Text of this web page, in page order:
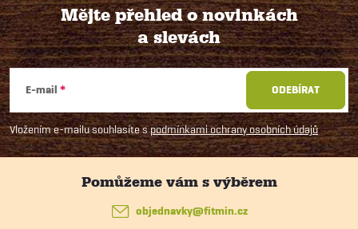
s
u
Z
á
p
Mějte přehled o novinkách
a slevách
E-mail
Vložením e-mailu souhlasíte spodmínkami ochrany osobních údajů
ODEBÍRAT
objednavky@fitmin.cz